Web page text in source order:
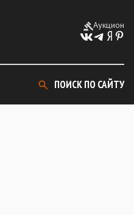
Аукцион
ПОИСК ПО САЙТУ